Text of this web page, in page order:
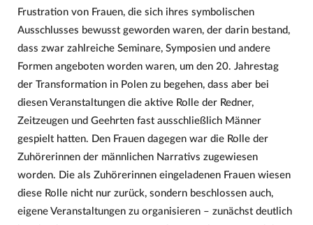
Frustration von Frauen, die sich ihres symbolischen
Ausschlusses bewusst geworden waren, der darin bestand,
dass zwar zahlreiche Seminare, Symposien und andere
Formen angeboten worden waren, um den 20. Jahrestag
der Transformation in Polen zu begehen, dass aber bei
diesen Veranstaltungen die aktive Rolle der Redner,
Zeitzeugen und Geehrten fast ausschließlich Männer
gespielt hatten. Den Frauen dagegen war die Rolle der
Zuhörerinnen der männlichen Narrativs zugewiesen
worden. Die als Zuhörerinnen eingeladenen Frauen wiesen
diese Rolle nicht nur zurück, sondern beschlossen auch,
eigene Veranstaltungen zu organisieren – zunächst deutlich